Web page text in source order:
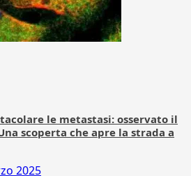
le metastasi: osservato il
scoperta che apre la strada a
2025